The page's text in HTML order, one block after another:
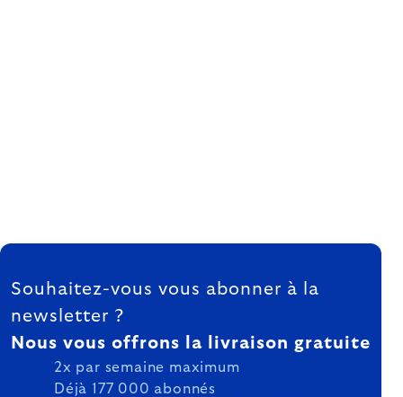
FOOTER
Souhaitez-vous vous abonner à la
newsletter ?
Nous vous offrons la livraison gratuite
2x par semaine maximum
Déjà 177 000 abonnés